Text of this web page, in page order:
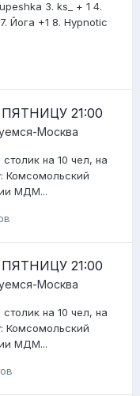
3. ks_ + 1 4.
Йога +1 8. Hypnotic
21:00
Москва
на 10 чел, на
Комсомольский
МДМ...
21:00
Москва
на 10 чел, на
Комсомольский
МДМ...